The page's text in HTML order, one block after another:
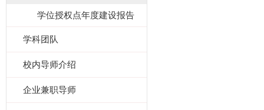
学位授权点年度建设报告
学科团队
校内导师介绍
企业兼职导师